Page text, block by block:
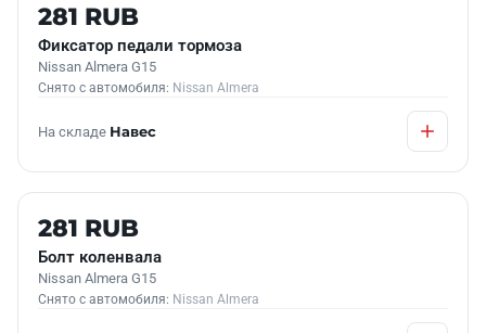
Б/У В НАЛИЧИИ
281 RUB
Фиксатор педали тормоза
Nissan Almera G15
Снято с автомобиля: Nissan Almera
На складе Навес
Б/У В НАЛИЧИИ
281 RUB
Болт коленвала
Nissan Almera G15
Снято с автомобиля: Nissan Almera